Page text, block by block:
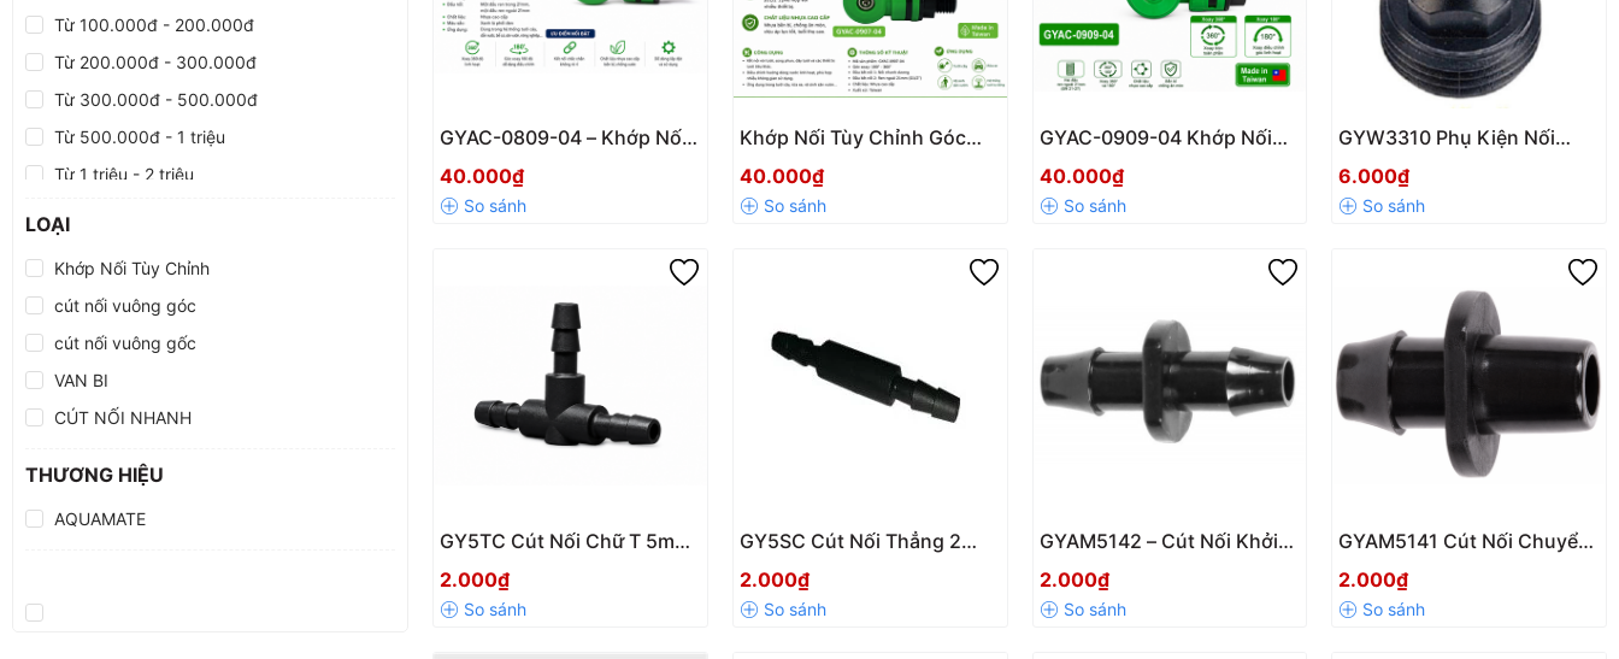
Từ 100.000đ - 200.000đ
Từ 200.000đ - 300.000đ
Từ 300.000đ - 500.000đ
Từ 500.000đ - 1 triệu
Từ 1 triệu - 2 triệu
LOẠI
Khớp Nối Tùy Chỉnh
cút nối vuông góc
cút nối vuông gốc
VAN BI
CÚT NỐI NHANH
THƯƠNG HIỆU
AQUAMATE
GYAC-0809-04 – Khớp Nối
Tùy Chỉnh Góc Xoay 360° &
180° Ren 21mm Chính Hãng
40.000₫
Khớp Nối Tùy Chỉnh Góc
Xoay 180° – 360° Ren Ngoài
21mm Chính Hãng Mã
GYAC-0907-04
40.000₫
GYAC-0909-04 Khớp Nối
Tùy Chỉnh Góc Xoay 180
Độ, 360 Độ Ren Ngoài
21mm Chính Hãng
40.000₫
GYW3310 Phụ Kiện Nối
Nhanh Dương Ren Ngoài
34mm
6.000₫
GY5TC Cút Nối Chữ T 5mm
– Chia 3 Nhánh Ống Mềm 4-
5mm Tiện Lợi
2.000₫
GY5SC Cút Nối Thẳng 2
Đầu Ống 5mm – Kết Nối
Nhanh, Kín Nước, Bền Bỉ
2.000₫
GYAM5142 – Cút Nối Khởi
Thủy 2 Đầu Khấc 5mm
Chính Hãng, Bền Bỉ
2.000₫
GYAM5141 Cút Nối Chuyển
Đổi 1 Đầu Gai – 1 Đầu Trơn
DN7mm
2.000₫